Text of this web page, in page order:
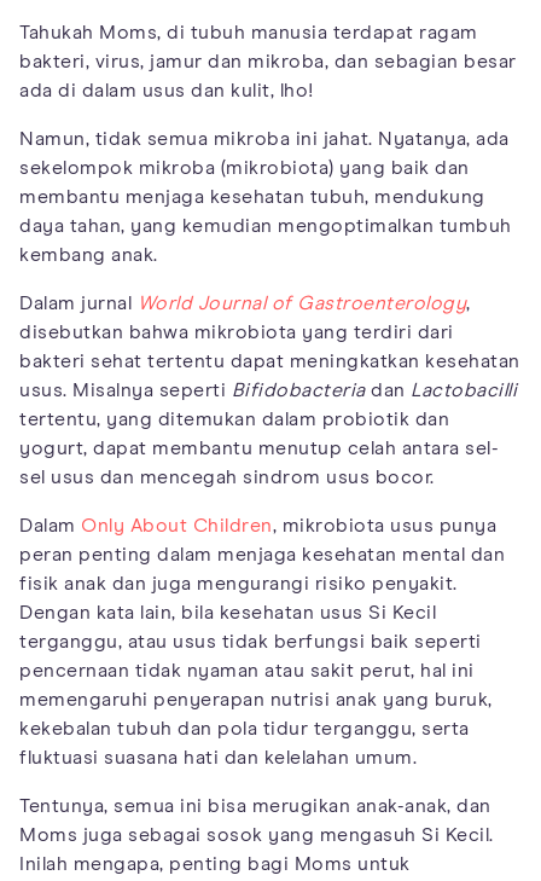
Tahukah Moms, di tubuh manusia terdapat ragam
bakteri, virus, jamur dan mikroba, dan sebagian besar
ada di dalam usus dan kulit, lho!
Namun, tidak semua mikroba ini jahat. Nyatanya, ada
sekelompok mikroba (mikrobiota) yang baik dan
membantu menjaga kesehatan tubuh, mendukung
daya tahan, yang kemudian mengoptimalkan tumbuh
kembang anak.
Dalam jurnal World Journal of Gastroenterology,
disebutkan bahwa mikrobiota yang terdiri dari
bakteri sehat tertentu dapat meningkatkan kesehatan
usus. Misalnya seperti Bifidobacteriadan Lactobacilli
tertentu, yang ditemukan dalam probiotik dan
yogurt, dapat membantu menutup celah antara sel-
sel usus dan mencegah sindrom usus bocor.
Dalam Only About Children, mikrobiota usus punya
peran penting dalam menjaga kesehatan mental dan
fisik anak dan juga mengurangi risiko penyakit.
Dengan kata lain, bila kesehatan usus Si Kecil
terganggu, atau usus tidak berfungsi baik seperti
pencernaan tidak nyaman atau sakit perut, hal ini
memengaruhi penyerapan nutrisi anak yang buruk,
kekebalan tubuh dan pola tidur terganggu, serta
fluktuasi suasana hati dan kelelahan umum.
Tentunya, semua ini bisa merugikan anak-anak, dan
Moms juga sebagai sosok yang mengasuh Si Kecil.
Inilah mengapa, penting bagi Moms untuk